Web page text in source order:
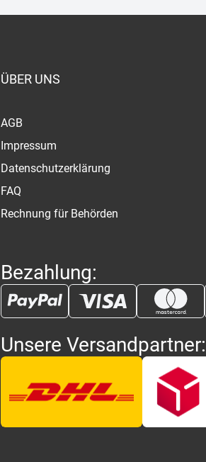
ÜBER UNS
AGB
Impressum
Datenschutzerklärung
FAQ
Rechnung für Behörden
Bezahlung:
Unsere Versandpartner: